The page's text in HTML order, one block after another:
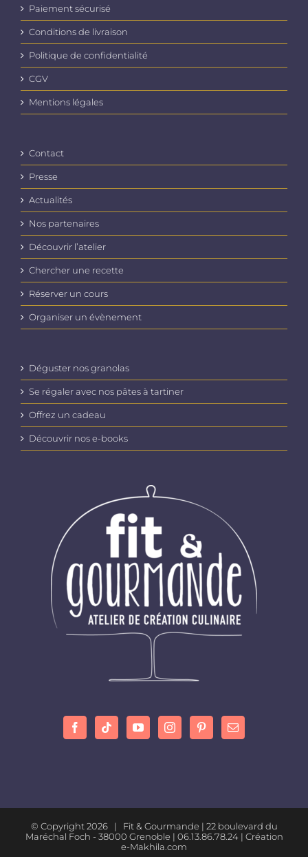
Paiement sécurisé
Conditions de livraison
Politique de confidentialité
CGV
Mentions légales
Contact
Presse
Actualités
Nos partenaires
Découvrir l’atelier
Chercher une recette
Réserver un cours
Organiser un évènement
Déguster nos granolas
Se régaler avec nos pâtes à tartiner
Offrez un cadeau
Découvrir nos e-books
© Copyright2026 | Fit & Gourmande | 22 boulevard du
Maréchal Foch - 38000 Grenoble | 06.13.86.78.24 | Création
e-Makhila.com